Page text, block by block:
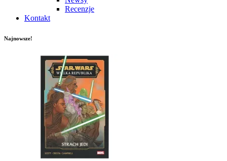
Recenzje
Kontakt
Najnowsze!